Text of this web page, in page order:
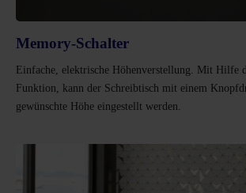
Memory-Schalter
Einfache, elektrische Höhenverstellung. Mit Hilfe
Funktion, kann der Schreibtisch mit einem
gewünschte Höhe eingestellt werden.